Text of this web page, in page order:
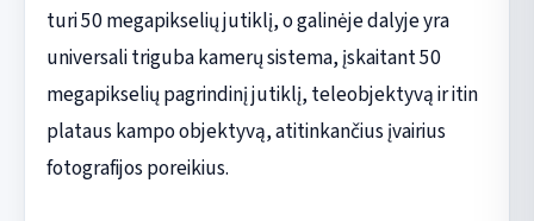
turi 50 megapikselių jutiklį, o galinėje dalyje yra
universali triguba kamerų sistema, įskaitant 50
megapikselių pagrindinį jutiklį, teleobjektyvą ir itin
plataus kampo objektyvą, atitinkančius įvairius
fotografijos poreikius.